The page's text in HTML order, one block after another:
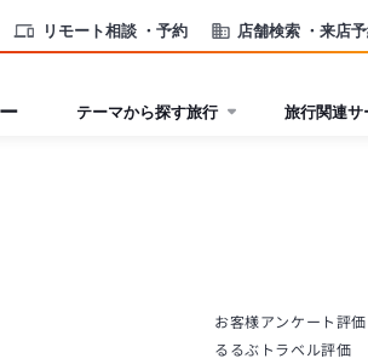
リモート相談 ・予約 店舗検索 ・来店
テーマから探す旅行 旅行関連サ
お客様アンケート評価
るるぶトラベル評価